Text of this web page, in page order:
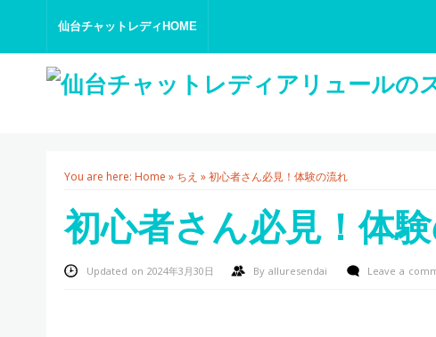
仙台チャットレディHOME
You are here: Home » ちえ »初心者さん必見！体験の流れ
初心者さん必見！体
Updated on 2024年3月30日 Byalluresendai Leave a